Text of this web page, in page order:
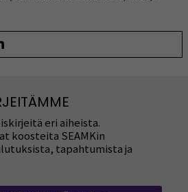
eri aiheista.
koosteita SEAMKin
tapahtumista ja